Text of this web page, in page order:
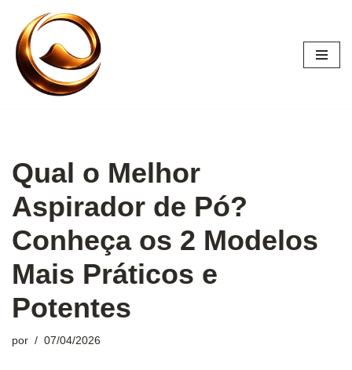
Pular
para
conteúdo
Qual o Melhor
Aspirador de Pó?
Conheça os 2 Modelos
Mais Práticos e
Potentes
por 07/04/2026